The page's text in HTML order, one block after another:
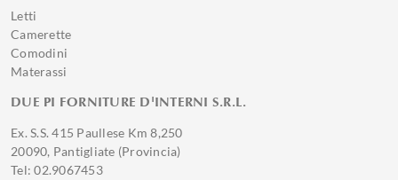
Letti
Camerette
Comodini
Materassi
DUE PI FORNITURE D'INTERNI S.R.L.
Ex. S.S. 415 Paullese Km 8,250
20090, Pantigliate (Provincia)
Tel: 02.9067453